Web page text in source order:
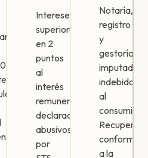
Intereses
superiores
en 2
puntos
al
interés
remuneratorio
declarados
abusivos
por
Notaría,
registro
y
gestoría
imputados
al
consumidor.
conforme
a la